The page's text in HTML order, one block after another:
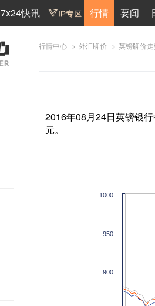
7x24快讯 行情 要闻
行情中心 > 外汇牌价 > 英镑牌价
2016年08月24日英镑银
元。
900
950
1000